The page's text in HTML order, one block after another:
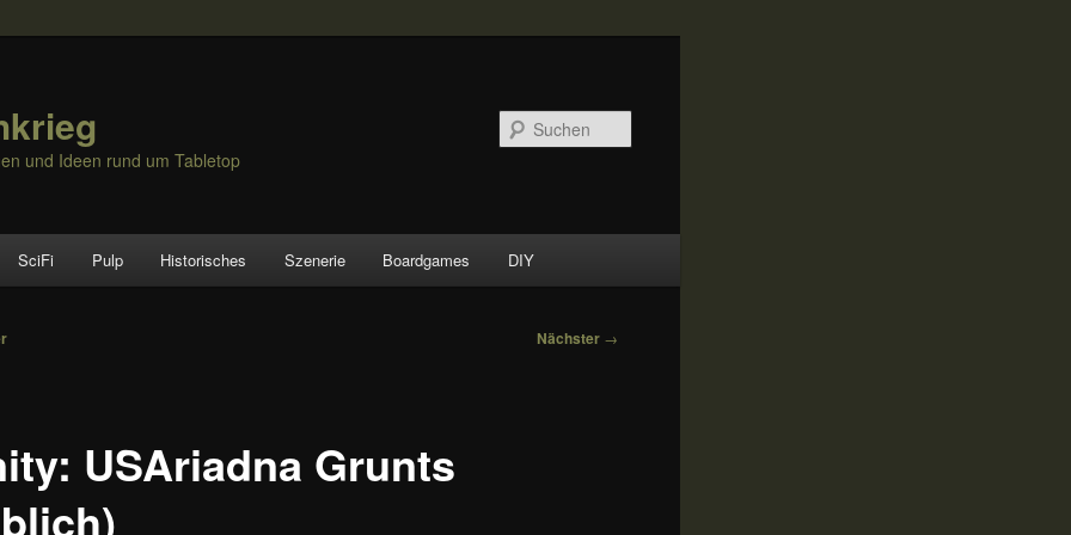
und Ideen rund um Tabletop
SciFi Pulp Historisches Szenerie Boardgames DIY
Nächster →
USAriadna Grunts